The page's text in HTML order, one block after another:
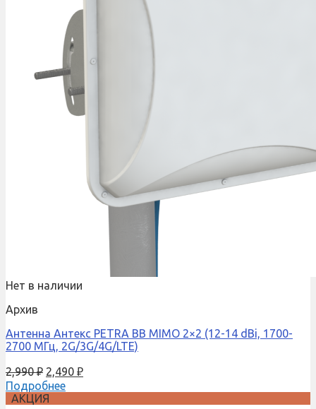
Нет в наличии
Архив
Антенна Антекс PETRA BB MIMO 2×2 (12-14 dBi, 1700-
2700 МГц, 2G/3G/4G/LTE)
2,990₽ 2,490 ₽
Подробнее
АКЦИЯ